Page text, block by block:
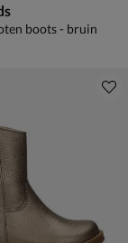
boots - bruin
voor € 41,99